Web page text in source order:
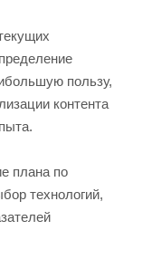
пользу,
контента
плана по
технологий,